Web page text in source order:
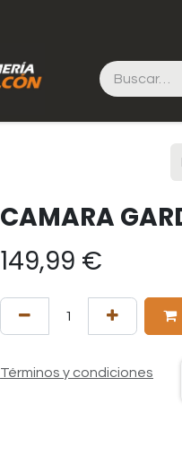
CAMARA
149,99 €
Términos y condiciones